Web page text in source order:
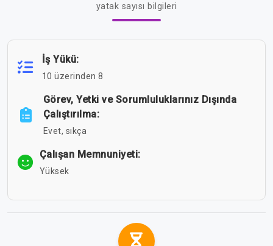
yatak sayısı bilgileri
İş Yükü:
10 üzerinden 8
Görev, Yetki ve Sorumluluklarınız Dışında
Çalıştırılma:
Evet, sıkça
Çalışan Memnuniyeti:
Yüksek